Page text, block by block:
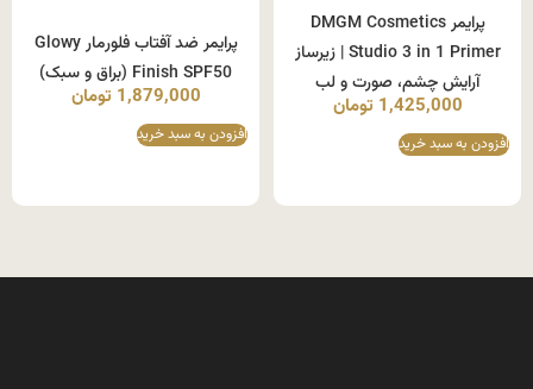
پرایمر DMGM Cosmetics
Studio 3 in 1 Primer | زیرساز
آرایش چشم، صورت و لب
1,425,000 تومان
افزودن به سبد خرید
پرایمر ضد آفتاب فلورمار Glowy
Finish SPF50 (براق و سبک)
1,879,000 تومان
افزودن به سبد خرید